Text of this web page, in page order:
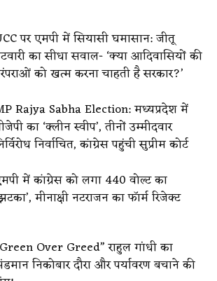
पर एमपी में सियासी घमासान: जीतू
का सीधा सवाल- ‘क्या आदिवासियों की
को खत्म करना चाहती है सरकार?’
Rajya Sabha Election: मध्यप्रदेश में
का ‘क्लीन स्वीप’, तीनों उम्मीदवार
निर्वाचित, कांग्रेस पहुंची सुप्रीम कोर्ट
में कांग्रेस को लगा 440 वोल्ट का
मीनाक्षी नटराजन का फॉर्म रिजेक्ट
Over Greed” राहुल गांधी का
निकोबार दौरा और पर्यावरण बचाने की